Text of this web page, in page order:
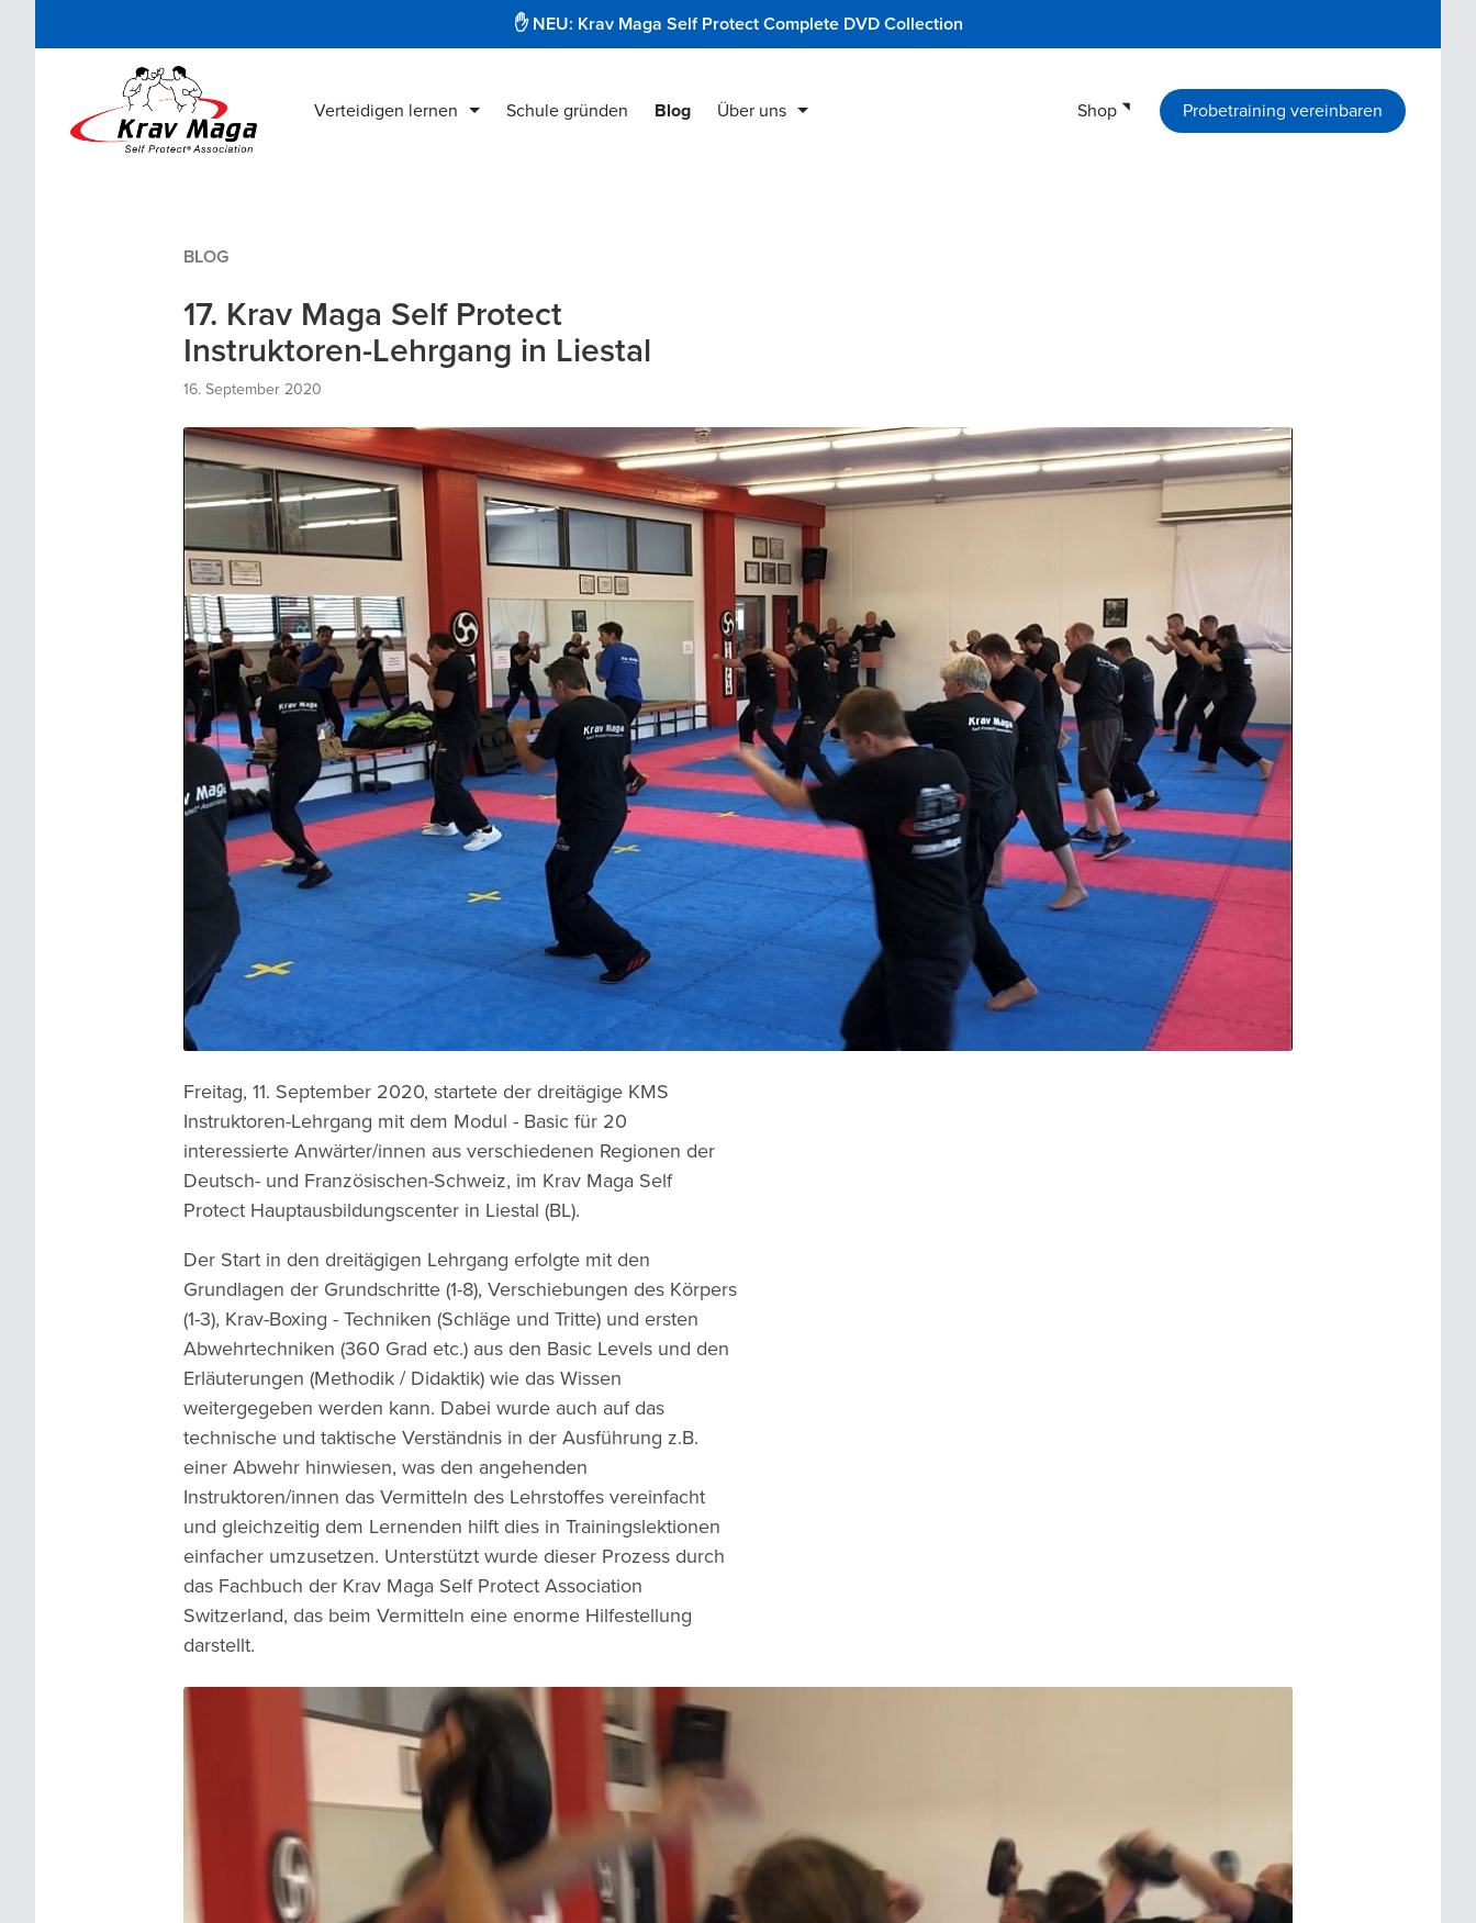
✋ NEU: Krav Maga Self Protect Complete DVD Collection
Verteidigen lernen
Krav Maga DVDs
Online Home Training
Schule gründen Blog Über uns Shop Probetraining vereinbaren
BLOG
17. Krav Maga Self Protect
Instruktoren-Lehrgang in Liestal
16. September 2020
Freitag, 11. September 2020, startete der dreitägige KMS
Instruktoren-Lehrgang mit dem Modul - Basic für 20
interessierte Anwärter/innen aus verschiedenen Regionen der
Deutsch- und Französischen-Schweiz, im Krav Maga Self
Protect Hauptausbildungscenter in Liestal (BL).
Der Start in den dreitägigen Lehrgang erfolgte mit den
Grundlagen der Grundschritte (1-8), Verschiebungen des Körpers
(1-3), Krav-Boxing - Techniken (Schläge und Tritte) und ersten
Abwehrtechniken (360 Grad etc.) aus den Basic Levels und den
Erläuterungen (Methodik / Didaktik) wie das Wissen
weitergegeben werden kann. Dabei wurde auch auf das
technische und taktische Verständnis in der Ausführung z.B.
einer Abwehr hinwiesen, was den angehenden
Instruktoren/innen das Vermitteln des Lehrstoffes vereinfacht
und gleichzeitig dem Lernenden hilft dies in Trainingslektionen
einfacher umzusetzen. Unterstützt wurde dieser Prozess durch
das Fachbuch der Krav Maga Self Protect Association
Switzerland, das beim Vermitteln eine enorme Hilfestellung
darstellt.